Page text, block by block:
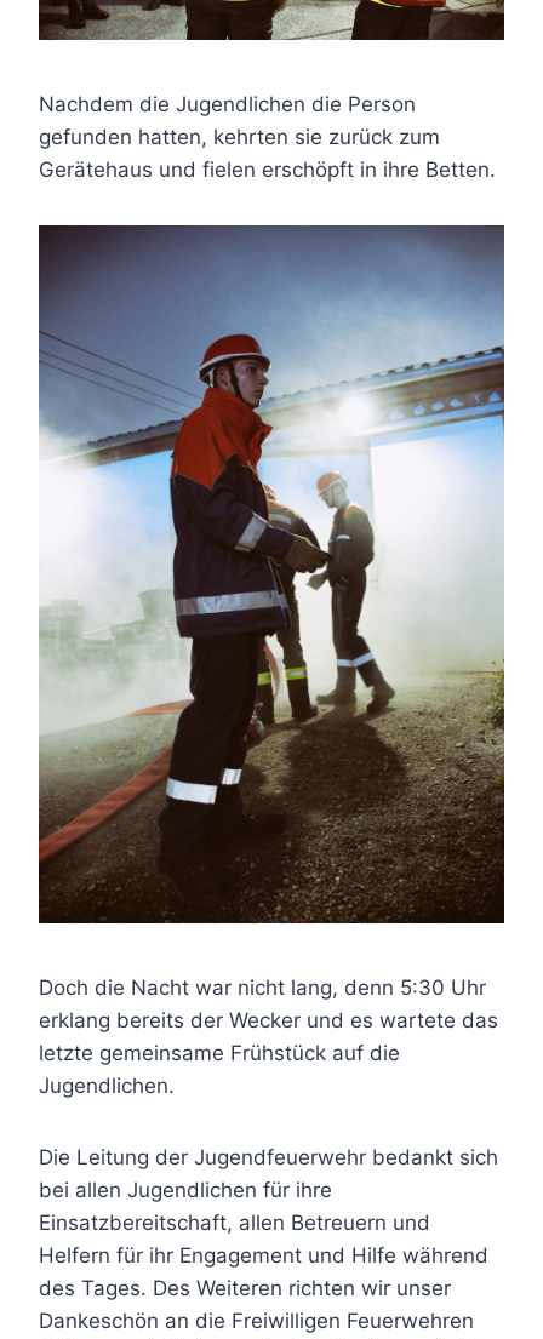
Nachdem die Jugendlichen die Person
gefunden hatten, kehrten sie zurück zum
Gerätehaus und fielen erschöpft in ihre Betten.
Doch die Nacht war nicht lang, denn 5:30 Uhr
erklang bereits der Wecker und es wartete das
letzte gemeinsame Frühstück auf die
Jugendlichen.
Die Leitung der Jugendfeuerwehr bedankt sich
bei allen Jugendlichen für ihre
Einsatzbereitschaft, allen Betreuern und
Helfern für ihr Engagement und Hilfe während
des Tages. Des Weiteren richten wir unser
Dankeschön an die Freiwilligen Feuerwehren